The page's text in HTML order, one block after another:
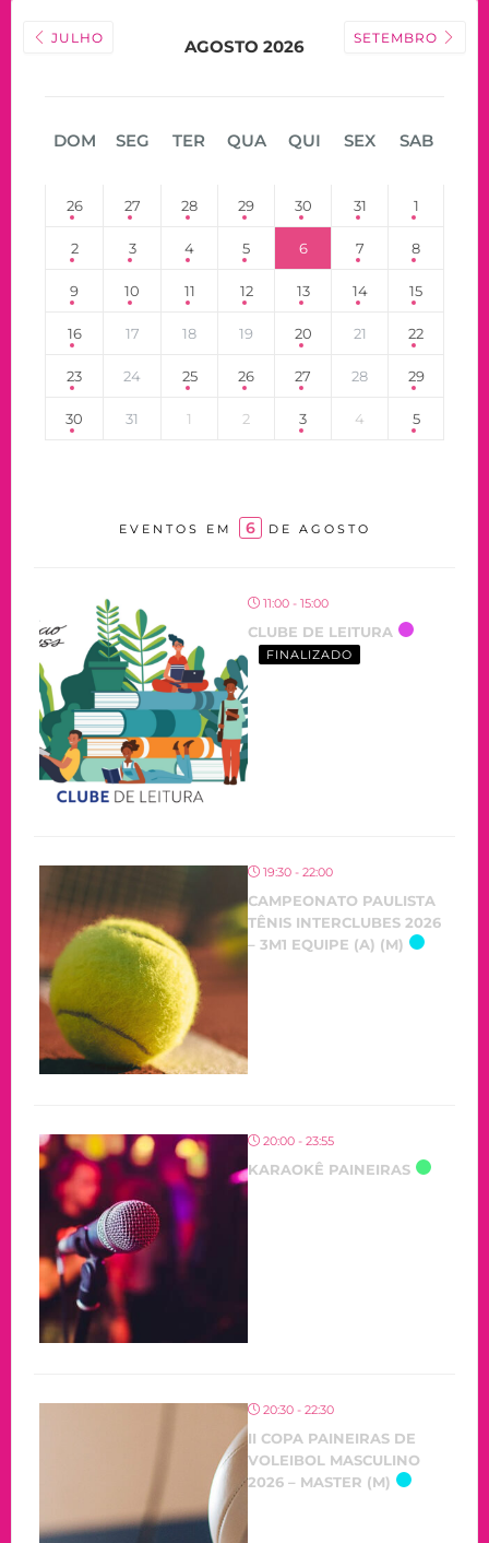
JULHO AGOSTO 2026 SETEMBRO
DOM SEG TER QUA QUI SEX SAB
26 27 28 29 30 31 1
2 3 4 5 6 7 8
9 10 11 12 13 14 15
16 17 18 19 20 21 22
23 24 25 26 27 28 29
30 31 1 2 3 4 5
EVENTOS EM 6 DE AGOSTO
11:00 - 15:00
CLUBE DE LEITURA
FINALIZADO
19:30 - 22:00
CAMPEONATO PAULISTA
TÊNIS INTERCLUBES 2026
– 3M1 EQUIPE (A) (M)
20:00 - 23:55
KARAOKÊ PAINEIRAS
20:30 - 22:30
II COPA PAINEIRAS DE
VOLEIBOL MASCULINO
2026 – MASTER (M)